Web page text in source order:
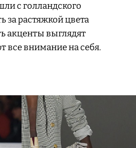
с голландского
за растяжкой цвета
акценты выглядят
все внимание на себя.